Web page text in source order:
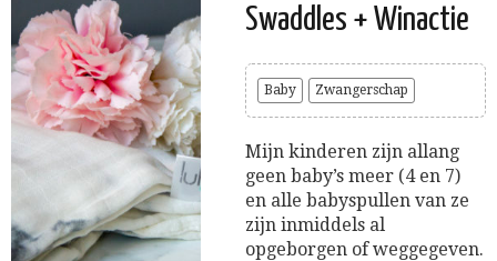
Swaddles + Winactie
Baby Zwangerschap
Mijn kinderen zijn allang
geen baby’s meer (4 en 7)
en alle babyspullen van ze
zijn inmiddels al
opgeborgen of weggegeven.